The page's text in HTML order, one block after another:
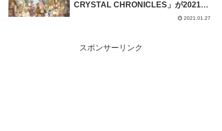
CRYSTAL CHRONICLES」が2021年4
2021.01.27
スポンサーリンク